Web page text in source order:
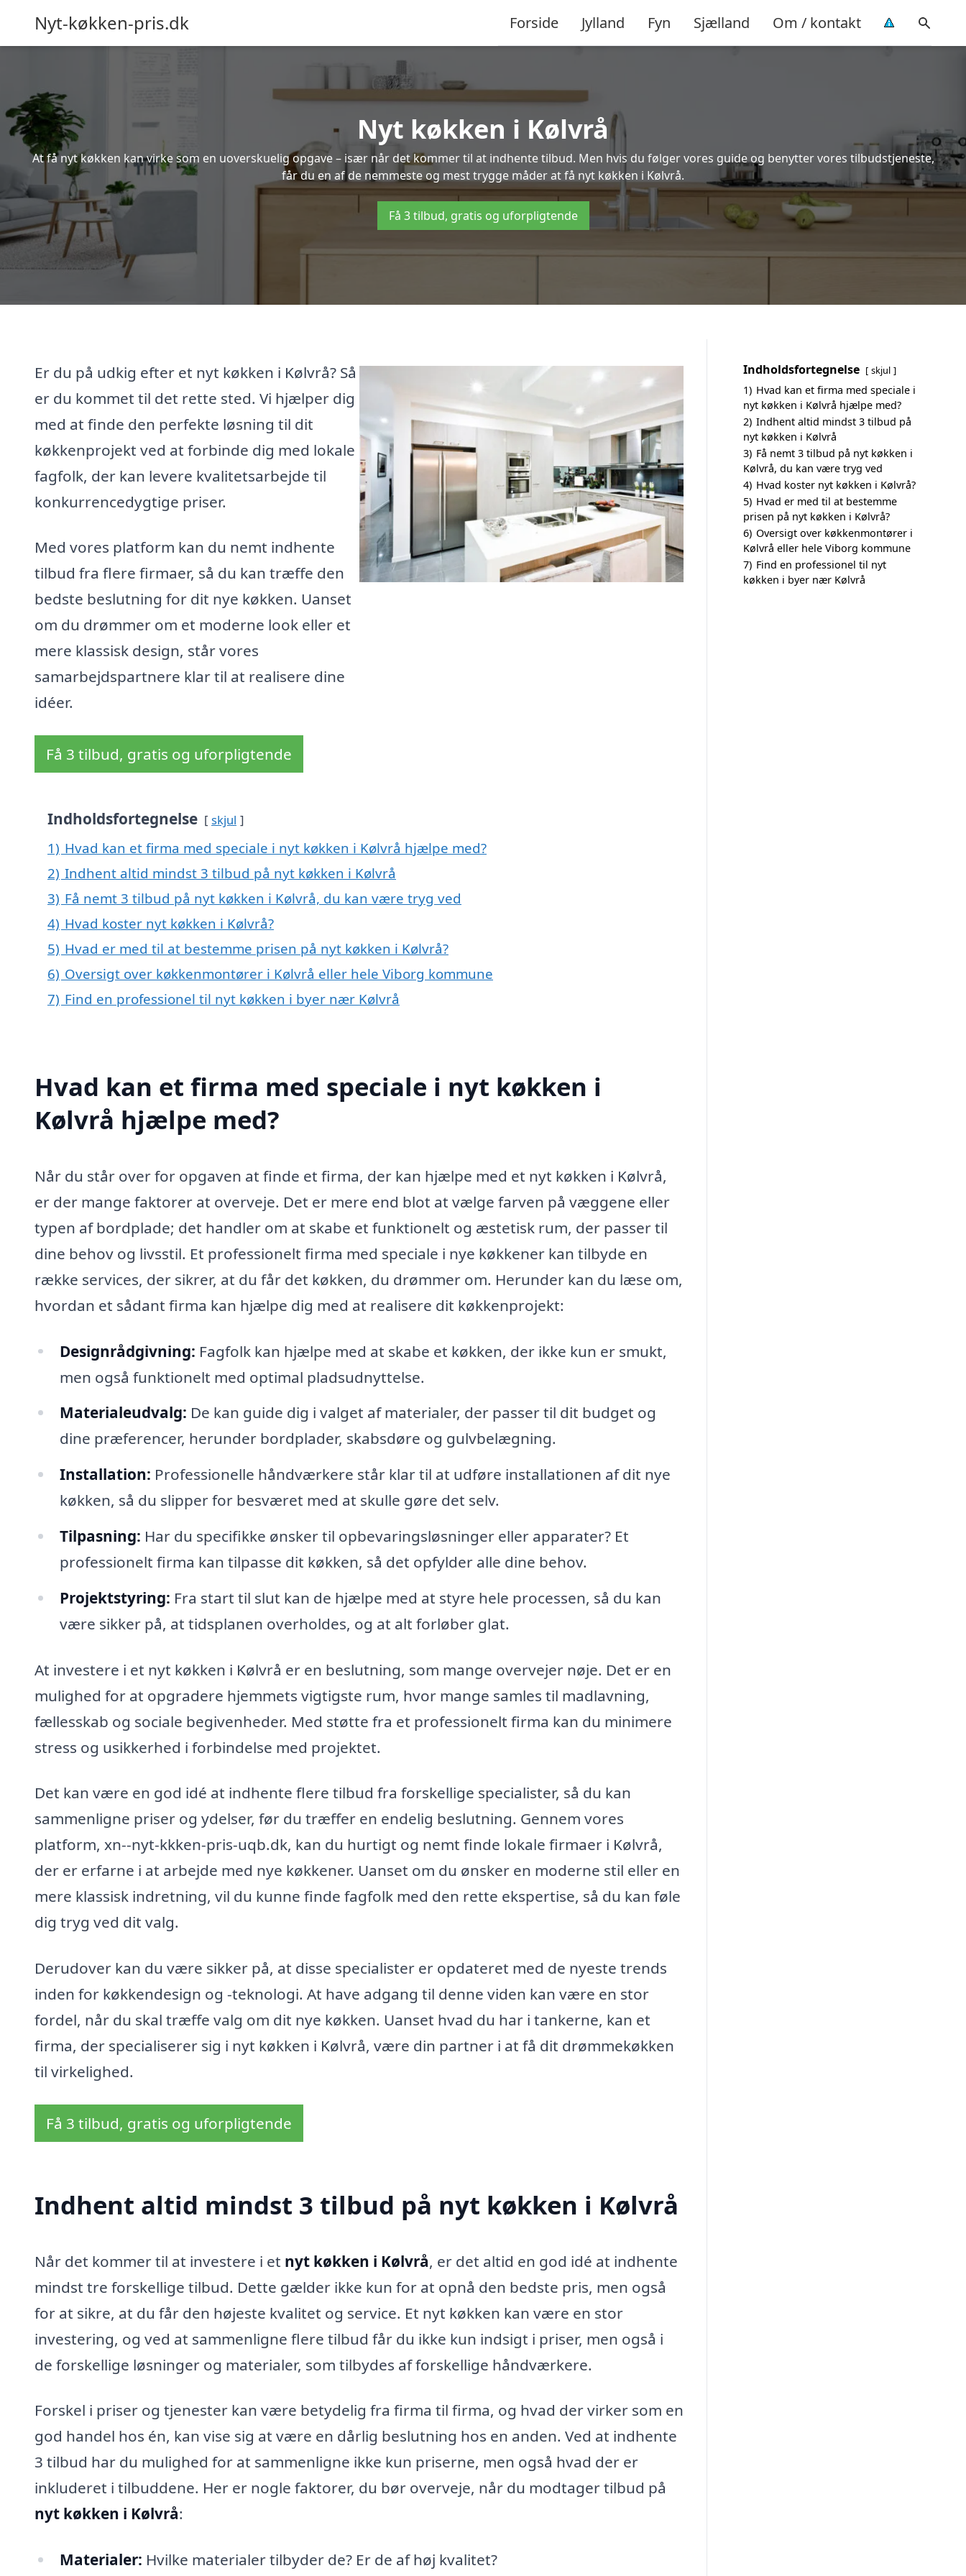
Nyt-køkken-pris.dk Forside Jylland Fyn Sjælland Om / kontakt
Nyt køkken i Kølvrå
At få nyt køkken kan virke som en uoverskuelig opgave – især når det kommer til at indhente tilbud. Men hvis du følger vores guide og benytter vores tilbudstjeneste,
får du en af de nemmeste og mest trygge måder at få nyt køkken i Kølvrå.
Få 3 tilbud, gratis og uforpligtende
Er du på udkig efter et nyt køkken i Kølvrå? Så
er du kommet til det rette sted. Vi hjælper dig
med at finde den perfekte løsning til dit
køkkenprojekt ved at forbinde dig med lokale
fagfolk, der kan levere kvalitetsarbejde til
konkurrencedygtige priser.
Med vores platform kan du nemt indhente
tilbud fra flere firmaer, så du kan træffe den
bedste beslutning for dit nye køkken. Uanset
om du drømmer om et moderne look eller et
mere klassisk design, står vores
samarbejdspartnere klar til at realisere dine
idéer.
Få 3 tilbud, gratis og uforpligtende
Indholdsfortegnelse skjul
1) Hvad kan et firma med speciale i nyt køkken i Kølvrå hjælpe med?
2) Indhent altid mindst 3 tilbud på nyt køkken i Kølvrå
3) Få nemt 3 tilbud på nyt køkken i Kølvrå, du kan være tryg ved
4) Hvad koster nyt køkken i Kølvrå?
5) Hvad er med til at bestemme prisen på nyt køkken i Kølvrå?
6) Oversigt over køkkenmontører i Kølvrå eller hele Viborg kommune
7) Find en professionel til nyt køkken i byer nær Kølvrå
Hvad kan et firma med speciale i nyt køkken i
Kølvrå hjælpe med?
Når du står over for opgaven at finde et firma, der kan hjælpe med et nyt køkken i Kølvrå,
er der mange faktorer at overveje. Det er mere end blot at vælge farven på væggene eller
typen af bordplade; det handler om at skabe et funktionelt og æstetisk rum, der passer til
dine behov og livsstil. Et professionelt firma med speciale i nye køkkener kan tilbyde en
række services, der sikrer, at du får det køkken, du drømmer om. Herunder kan du læse om,
hvordan et sådant firma kan hjælpe dig med at realisere dit køkkenprojekt:
Designrådgivning: Fagfolk kan hjælpe med at skabe et køkken, der ikke kun er smukt,
men også funktionelt med optimal pladsudnyttelse.
Materialeudvalg: De kan guide dig i valget af materialer, der passer til dit budget og
dine præferencer, herunder bordplader, skabsdøre og gulvbelægning.
Installation: Professionelle håndværkere står klar til at udføre installationen af dit nye
køkken, så du slipper for besværet med at skulle gøre det selv.
Tilpasning: Har du specifikke ønsker til opbevaringsløsninger eller apparater? Et
professionelt firma kan tilpasse dit køkken, så det opfylder alle dine behov.
Projektstyring: Fra start til slut kan de hjælpe med at styre hele processen, så du kan
være sikker på, at tidsplanen overholdes, og at alt forløber glat.
At investere i et nyt køkken i Kølvrå er en beslutning, som mange overvejer nøje. Det er en
mulighed for at opgradere hjemmets vigtigste rum, hvor mange samles til madlavning,
fællesskab og sociale begivenheder. Med støtte fra et professionelt firma kan du minimere
stress og usikkerhed i forbindelse med projektet.
Det kan være en god idé at indhente flere tilbud fra forskellige specialister, så du kan
sammenligne priser og ydelser, før du træffer en endelig beslutning. Gennem vores
platform, xn--nyt-kkken-pris-uqb.dk, kan du hurtigt og nemt finde lokale firmaer i Kølvrå,
der er erfarne i at arbejde med nye køkkener. Uanset om du ønsker en moderne stil eller en
mere klassisk indretning, vil du kunne finde fagfolk med den rette ekspertise, så du kan føle
dig tryg ved dit valg.
Derudover kan du være sikker på, at disse specialister er opdateret med de nyeste trends
inden for køkkendesign og -teknologi. At have adgang til denne viden kan være en stor
fordel, når du skal træffe valg om dit nye køkken. Uanset hvad du har i tankerne, kan et
firma, der specialiserer sig i nyt køkken i Kølvrå, være din partner i at få dit drømmekøkken
til virkelighed.
Få 3 tilbud, gratis og uforpligtende
Indhent altid mindst 3 tilbud på nyt køkken i Kølvrå
Når det kommer til at investere i et nyt køkken i Kølvrå, er det altid en god idé at indhente
mindst tre forskellige tilbud. Dette gælder ikke kun for at opnå den bedste pris, men også
for at sikre, at du får den højeste kvalitet og service. Et nyt køkken kan være en stor
investering, og ved at sammenligne flere tilbud får du ikke kun indsigt i priser, men også i
de forskellige løsninger og materialer, som tilbydes af forskellige håndværkere.
Forskel i priser og tjenester kan være betydelig fra firma til firma, og hvad der virker som en
god handel hos én, kan vise sig at være en dårlig beslutning hos en anden. Ved at indhente
3 tilbud har du mulighed for at sammenligne ikke kun priserne, men også hvad der er
inkluderet i tilbuddene. Her er nogle faktorer, du bør overveje, når du modtager tilbud på
nyt køkken i Kølvrå:
Materialer: Hvilke materialer tilbyder de? Er de af høj kvalitet?
Indholdsfortegnelse skjul
1) Hvad kan et firma med speciale i
nyt køkken i Kølvrå hjælpe med?
2) Indhent altid mindst 3 tilbud på
nyt køkken i Kølvrå
3) Få nemt 3 tilbud på nyt køkken i
Kølvrå, du kan være tryg ved
4) Hvad koster nyt køkken i Kølvrå?
5) Hvad er med til at bestemme
prisen på nyt køkken i Kølvrå?
6) Oversigt over køkkenmontører i
Kølvrå eller hele Viborg kommune
7) Find en professionel til nyt
køkken i byer nær Kølvrå